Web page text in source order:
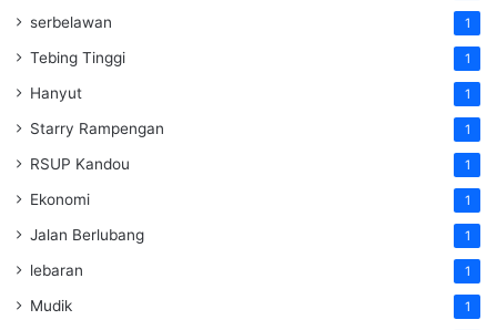
serbelawan 1
Tebing Tinggi 1
Hanyut 1
Starry Rampengan 1
RSUP Kandou 1
Ekonomi 1
Jalan Berlubang 1
lebaran 1
Mudik 1